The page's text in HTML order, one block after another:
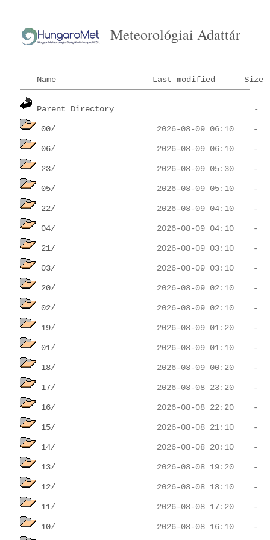
Meteorológiai Adattár
Name Last modified Size
Parent Directory
00/
06/
23/
05/
22/
04/
21/
03/
20/
02/
19/
01/
18/
17/
16/
15/
14/
13/
12/
11/
10/